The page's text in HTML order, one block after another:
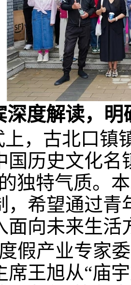
深度解读，
上，古北口镇
国历史文化名
独特气质。
，希望通过
面向未来生活
假产业专家
席王旭从“庙